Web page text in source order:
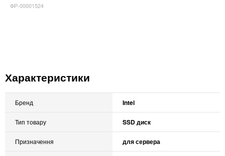
ФР-00001524
Характеристики
Бренд Intel
Тип товару SSD диск
Призначення для сервера